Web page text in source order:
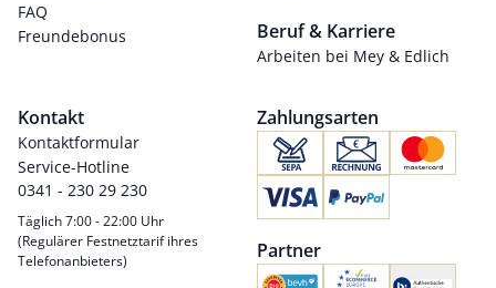
FAQ
Freundebonus
Beruf & Karriere
Arbeiten bei Mey & Edlich
Kontakt
Kontaktformular
Service-Hotline
0341 - 230 29 230
Täglich 7:00 - 22:00 Uhr
(Regulärer Festnetztarif ihres
Telefonanbieters)
Zahlungsarten
Partner